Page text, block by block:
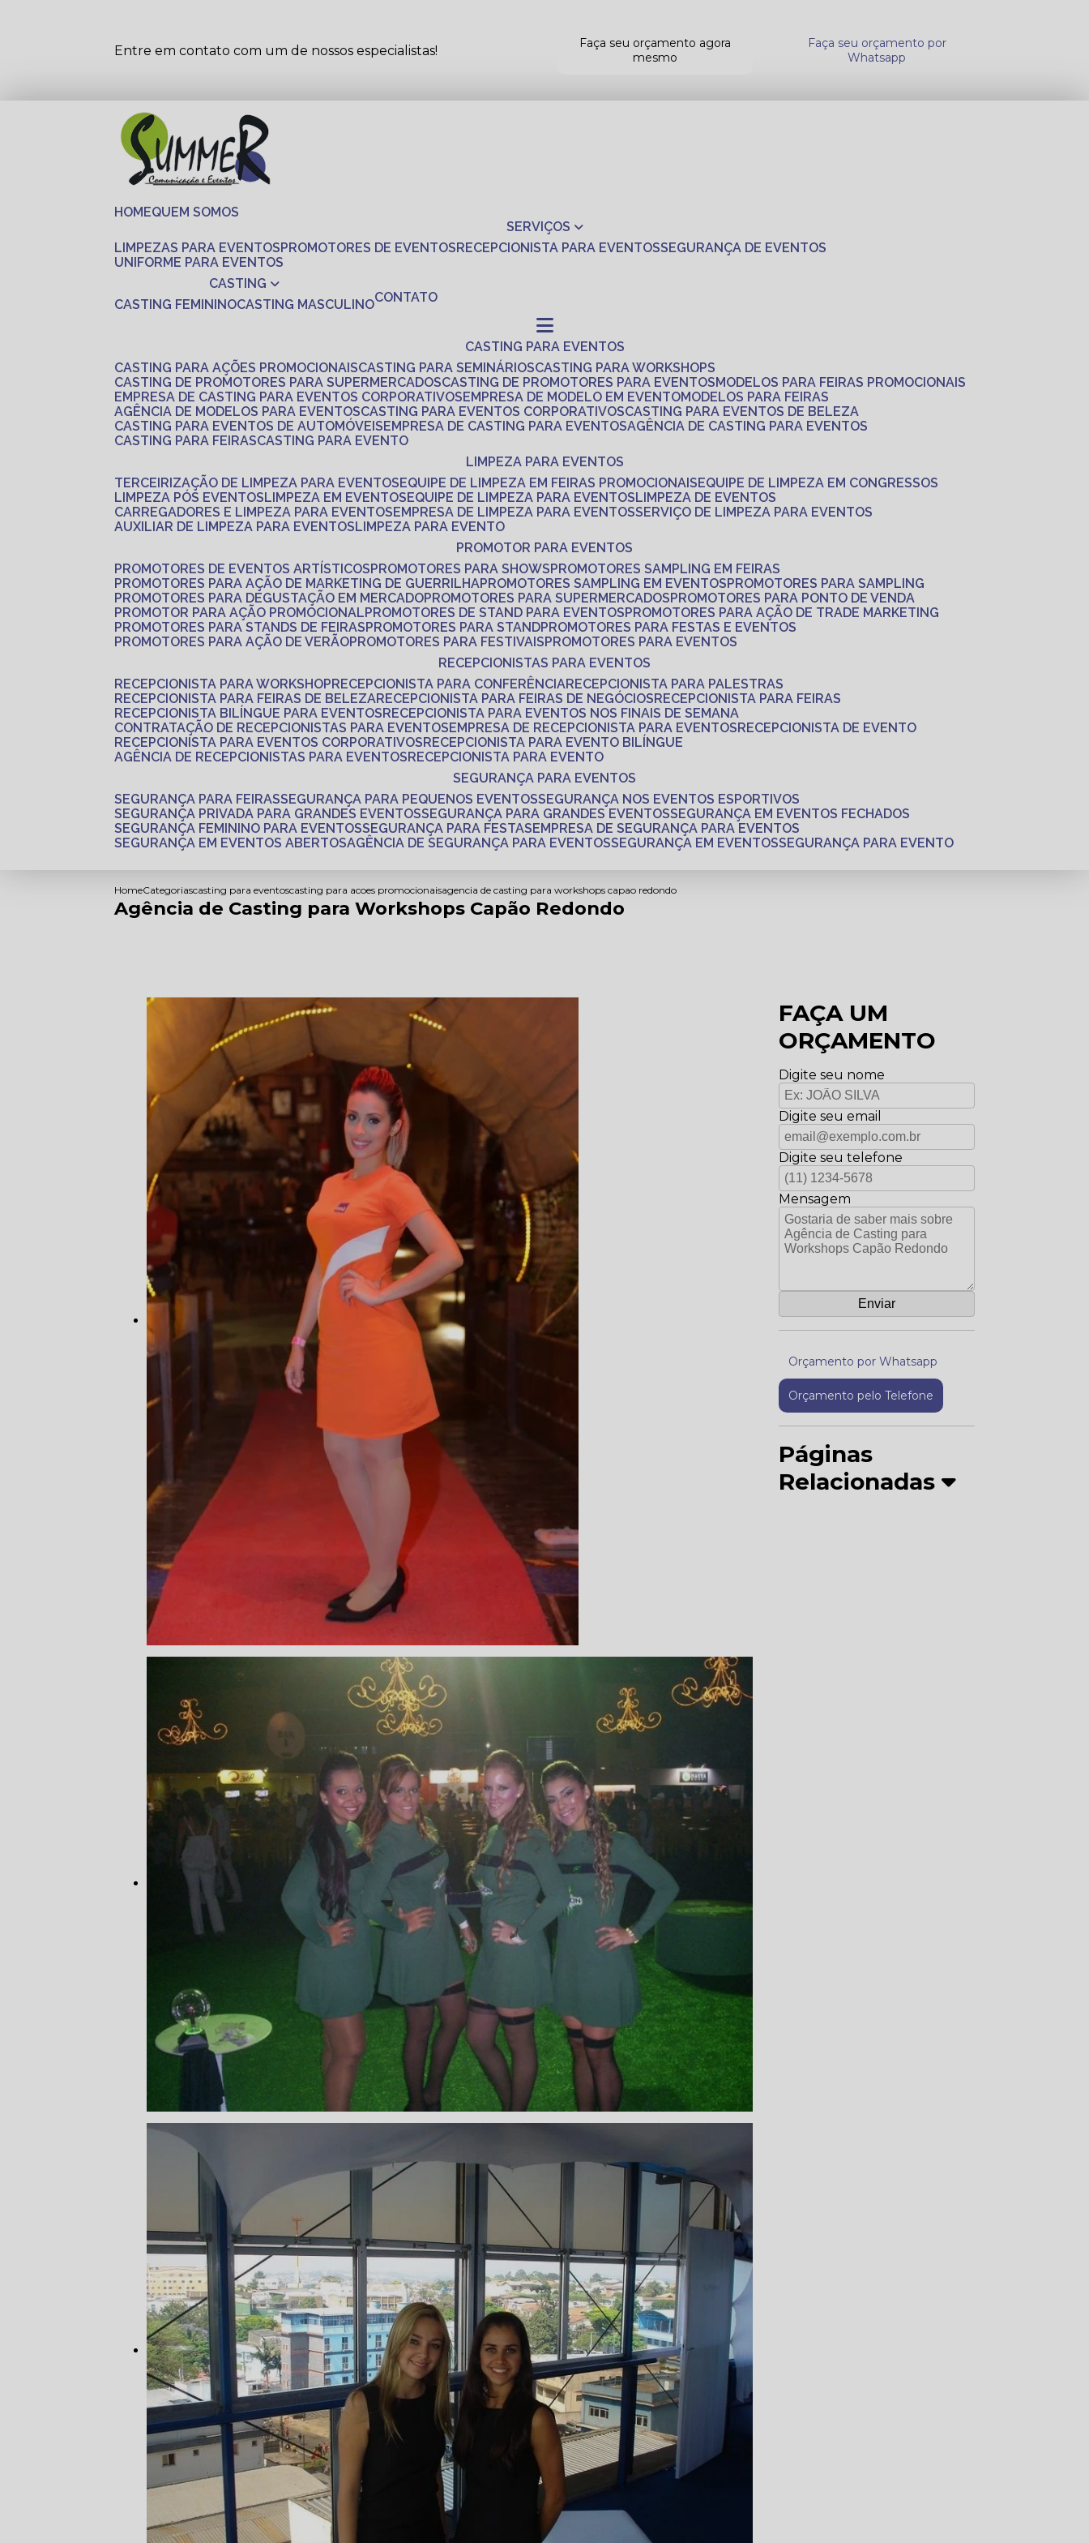
Entre em contato com um de nossos especialistas!
Faça seu orçamento agora
mesmo
Faça seu orçamento por
Whatsapp
HOME
QUEM SOMOS
SERVIÇOS
LIMPEZAS PARA EVENTOS
PROMOTORES DE EVENTOS RECEPCIONISTA PARA EVENTOS SEGURANÇA DE EVENTOS
UNIFORME PARA EVENTOS
CASTING
CASTING FEMININO CASTING MASCULINO CONTATO
CASTING PARA EVENTOS
CASTING PARA AÇÕES PROMOCIONAIS
CASTING PARA SEMINÁRIOS
CASTING PARA WORKSHOPS
CASTING DE PROMOTORES PARA SUPERMERCADOS
CASTING DE PROMOTORES PARA EVENTOS
MODELOS PARA FEIRAS PROMOCIONAIS
EMPRESA DE CASTING PARA EVENTOS CORPORATIVOS
EMPRESA DE MODELO EM EVENTO
MODELOS PARA FEIRAS
AGÊNCIA DE MODELOS PARA EVENTOS
CASTING PARA EVENTOS CORPORATIVOS
CASTING PARA EVENTOS DE BELEZA
CASTING PARA EVENTOS DE AUTOMÓVEIS
EMPRESA DE CASTING PARA EVENTOS
AGÊNCIA DE CASTING PARA EVENTOS
CASTING PARA FEIRAS
CASTING PARA EVENTO
LIMPEZA PARA EVENTOS
TERCEIRIZAÇÃO DE LIMPEZA PARA EVENTOS
EQUIPE DE LIMPEZA EM FEIRAS PROMOCIONAIS
EQUIPE DE LIMPEZA EM CONGRESSOS
LIMPEZA PÓS EVENTOS
LIMPEZA EM EVENTOS EQUIPE DE LIMPEZA PARA EVENTOS
LIMPEZA DE EVENTOS
CARREGADORES E LIMPEZA PARA EVENTOS
EMPRESA DE LIMPEZA PARA EVENTOS SERVIÇO DE LIMPEZA PARA EVENTOS
AUXILIAR DE LIMPEZA PARA EVENTOS
LIMPEZA PARA EVENTO
PROMOTOR PARA EVENTOS
PROMOTORES DE EVENTOS ARTÍSTICOS
PROMOTORES PARA SHOWS
PROMOTORES SAMPLING EM FEIRAS
PROMOTORES PARA AÇÃO DE MARKETING DE GUERRILHA PROMOTORES SAMPLING EM EVENTOS
PROMOTORES PARA SAMPLING
PROMOTORES PARA DEGUSTAÇÃO EM MERCADO PROMOTORES PARA SUPERMERCADOS
PROMOTORES PARA PONTO DE VENDA
PROMOTOR PARA AÇÃO PROMOCIONAL
PROMOTORES DE STAND PARA EVENTOS
PROMOTORES PARA AÇÃO DE TRADE MARKETING
PROMOTORES PARA STANDS DE FEIRAS
PROMOTORES PARA STAND PROMOTORES PARA FESTAS E EVENTOS
PROMOTORES PARA AÇÃO DE VERÃO PROMOTORES PARA FESTIVAIS
PROMOTORES PARA EVENTOS
RECEPCIONISTAS PARA EVENTOS
RECEPCIONISTA PARA WORKSHOP
RECEPCIONISTA PARA CONFERÊNCIA
RECEPCIONISTA PARA PALESTRAS
RECEPCIONISTA PARA FEIRAS DE BELEZA
RECEPCIONISTA PARA FEIRAS DE NEGÓCIOS
RECEPCIONISTA PARA FEIRAS
RECEPCIONISTA BILÍNGUE PARA EVENTOS
RECEPCIONISTA PARA EVENTOS NOS FINAIS DE SEMANA
CONTRATAÇÃO DE RECEPCIONISTAS PARA EVENTOS
EMPRESA DE RECEPCIONISTA PARA EVENTOS
RECEPCIONISTA DE EVENTO
RECEPCIONISTA PARA EVENTOS CORPORATIVOS
RECEPCIONISTA PARA EVENTO BILÍNGUE
AGÊNCIA DE RECEPCIONISTAS PARA EVENTOS
RECEPCIONISTA PARA EVENTO
SEGURANÇA PARA EVENTOS
SEGURANÇA PARA FEIRAS SEGURANÇA PARA PEQUENOS EVENTOS SEGURANÇA NOS EVENTOS ESPORTIVOS
SEGURANÇA PRIVADA PARA GRANDES EVENTOS SEGURANÇA PARA GRANDES EVENTOS SEGURANÇA EM EVENTOS FECHADOS
SEGURANÇA FEMININO PARA EVENTOS SEGURANÇA PARA FESTAS
EMPRESA DE SEGURANÇA PARA EVENTOS
SEGURANÇA EM EVENTOS ABERTOS
AGÊNCIA DE SEGURANÇA PARA EVENTOS SEGURANÇA EM EVENTOS SEGURANÇA PARA EVENTO
HomeCategoriascasting para eventoscasting para acoes promocionaisagencia de casting para workshops capao redondo
Agência de Casting para Workshops Capão Redondo
FAÇA UM
ORÇAMENTO
Digite seu nome
Digite seu email
Digite seu telefone
Mensagem
Orçamento por Whatsapp
Orçamento pelo Telefone
Páginas
Relacionadas